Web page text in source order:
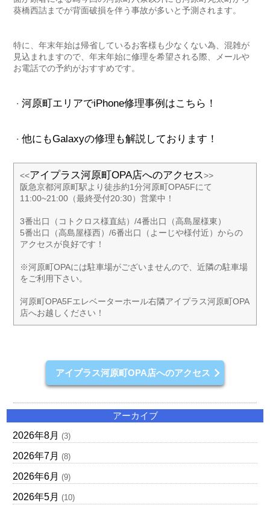
葵橋西詰までが背面破損を伴う事故が多いと予測されます。
特に、年末年始は帰省しているお客様も少なくない為、混雑が
見込まれますので、年末年始に修理を希望される際、メールや
お電話での予約がおすすめです。
・ 河原町エリアでiPhone修理事例はこちら！
・ 他にもGalaxyの修理も解説しております！
<<アイプラス河原町OPA店へのアクセス>>
阪急京都河原町駅より徒歩約1分河原町OPA5Fにて
11:00~21:00（最終受付20:30）営業中！
3番出口（コトクロス様直結）/4番出口（高島屋様東）
5番出口（高島屋様西）/6番出口（よーじや様付近）からの
アクセスが良好です！
※河原町OPAには駐車場がございませんので、近隣の駐車場
をご利用下さい。
河原町OPA5Fエレベーターホール右隣アイプラス河原町OPA
店へお越しください！
アイプラス河原町OPA店へのアクセス
アーカイブ
2026年8月 (3)
2026年7月 (8)
2026年6月 (9)
2026年5月 (10)